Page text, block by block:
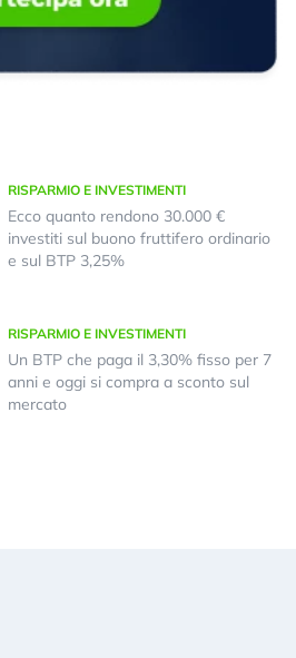
RISPARMIO E INVESTIMENTI
Ecco quanto rendono 30.000 €
investiti sul buono fruttifero ordinario
e sul BTP 3,25%
RISPARMIO E INVESTIMENTI
Un BTP che paga il 3,30% fisso per 7
anni e oggi si compra a sconto sul
mercato